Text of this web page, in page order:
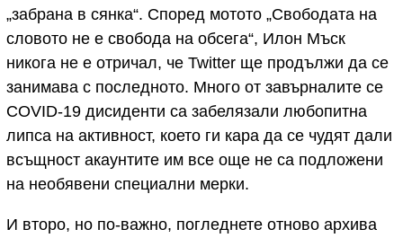
„забрана в сянка“. Според мотото „Свободата на
словото не е свобода на обсега“, Илон Мъск
никога не е отричал, че Twitter ще продължи да се
занимава с последното. Много от завърналите се
COVID-19 дисиденти са забелязали любопитна
липса на активност, което ги кара да се чудят дали
всъщност акаунтите им все още не са подложени
на необявени специални мерки.
И второ, но по-важно, погледнете отново архива